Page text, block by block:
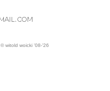
© witold woicki '08-'26